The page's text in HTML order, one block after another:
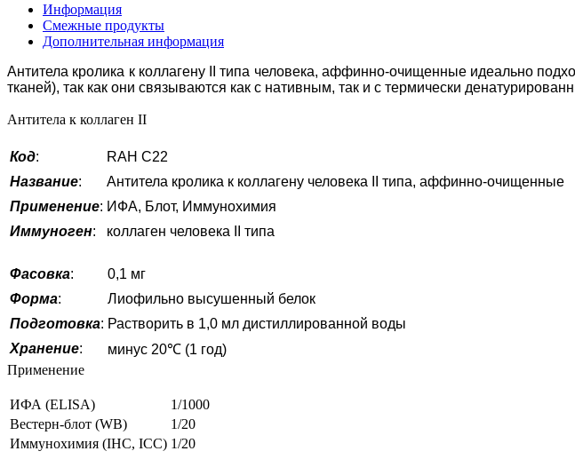
Информация
Смежные продукты
Дополнительная информация
Антитела кролика к коллагену II типа человека, аффинно-очищенные идеально
тканей), так как они связываются как с нативным, так и с термически
Антитела к коллаген II
Код:
RAH C22
Название:
Антитела кролика к коллагену человека II типа, аффинно-очищенные
Применение: ИФА, Блот, Иммунохимия
Иммуноген: коллаген человека II типа
Фасовка:
0,1 мг
Форма:
Лиофильно высушенный белок
Подготовка: Растворить в 1,0 мл дистиллированной воды
Хранение:
минус 20℃ (1 год)
Применение
ИФА (ELISA)
1/1000
Вестерн-блот (WB)
1/20
Иммунохимия (IHC, ICC) 1/20